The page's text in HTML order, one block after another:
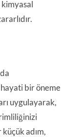
bir öneme
uygulayarak,
adım,